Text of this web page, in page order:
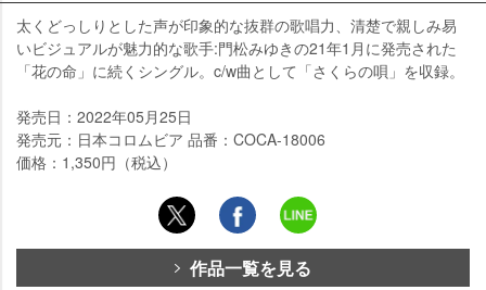
太くどっしりとした声が印象的な抜群の歌唱力、清楚で親しみ易
いビジュアルが魅力的な歌手:門松みゆきの21年1月に発売された
「花の命」に続くシングル。c/w曲として「さくらの唄」を収録。
発売日：2022年05月25日
発売元：日本コロムビア 品番：COCA-18006
価格：1,350円（税込）
作品一覧を見る